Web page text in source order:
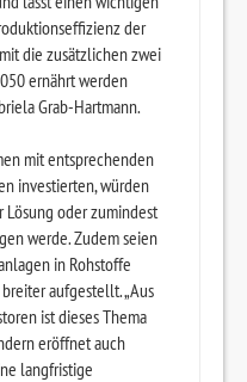
der
die zusätzlichen zwei
ernährt werden
Grab-Hartmann.
mit entsprechenden
investierten, würden
oder zumindest
werde. Zudem seien
in Rohstoffe
aufgestellt. „Aus
ist dieses Thema
eröffnet auch
langfristige